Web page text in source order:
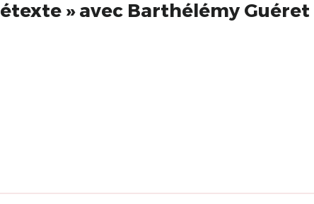
«Le clown et le prétexte » avec Barthélémy Guéret